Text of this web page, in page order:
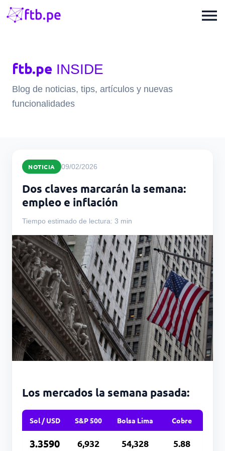
menu
ftb.pe INSIDE
Blog de noticias, tips, artículos y nuevas
funcionalidades
NOTICIA 09/02/2026
Dos claves marcarán la semana:
empleo e inflación
Tiempo estimado de lectura: 3 min
Los mercados la semana pasada:
Sol / USD S&P 500 Bolsa Lima Cobre
3.3590 6,932 54,328 5.88